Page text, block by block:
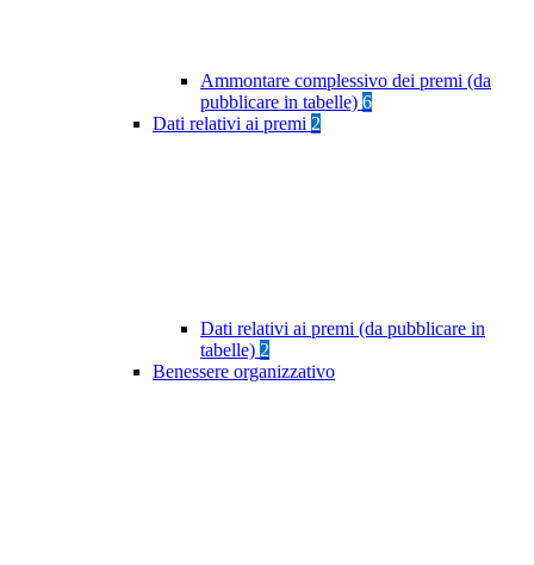
Ammontare complessivo dei premi (da
pubblicare in tabelle) 6
Dati relativi ai premi 2
Dati relativi ai premi (da pubblicare in
tabelle) 2
Benessere organizzativo